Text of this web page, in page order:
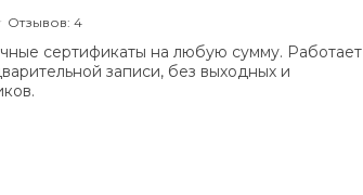
Отзывов: 4
сертификаты на любую сумму. Работает
записи, без выходных и